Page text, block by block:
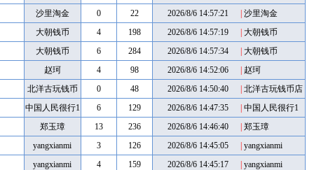
沙里淘金
0 22 2026/8/6 14:57:21
沙里淘金
大朝钱币
4 198 2026/8/6 14:57:19
大朝钱币
大朝钱币
6 284 2026/8/6 14:57:34
大朝钱币
赵珂
4 98 2026/8/6 14:52:06
赵珂
北洋古玩钱币
店
0 48 2026/8/6 14:50:40
北洋古玩钱币店
中国人民很行1
6 129 2026/8/6 14:47:35
中国人民很行1
郑玉璋
13 236 2026/8/6 14:46:40
郑玉璋
yangxianmi
3 126 2026/8/6 14:45:05
yangxianmi
yangxianmi
4 159 2026/8/6 14:45:17
yangxianmi